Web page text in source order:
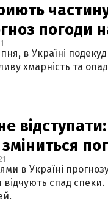
погоди
в Україні
хмарність та
в Україні
спад